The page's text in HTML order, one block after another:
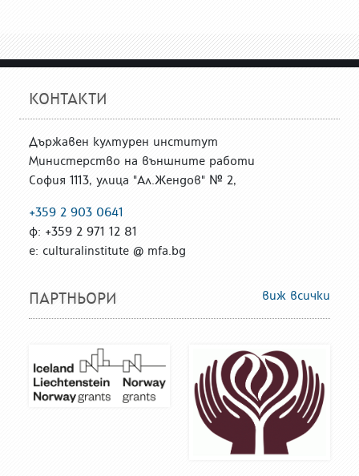
КОНТАКТИ
Държавен културен институт
Министерство на външните работи
София 1113, улица "Ал.Жендов" № 2,
+359 2 903 0641
ф: +359 2 971 12 81
е: culturalinstitute @ mfa.bg
ПАРТНЬОРИ виж всички